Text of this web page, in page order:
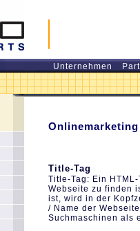
Unternehmen
Title-Tag
Title-Tag : Ein
Webseite zu finden
ist, wird in der
/ Name der
Suchmaschinen als